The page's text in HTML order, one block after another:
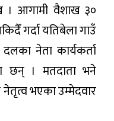
। आगामी वैशाख ३०
गर्दा यतिबेला गाउँ
नेता कार्यकर्ता
छन् । मतदाता भने
भएका उम्मेदवार